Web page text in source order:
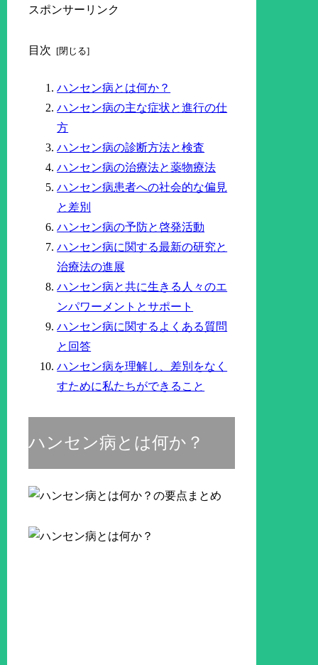
スポンサーリンク
目次
ハンセン病とは何か？
ハンセン病の主な症状と進行の仕
方
ハンセン病の診断方法と検査
ハンセン病の治療法と薬物療法
ハンセン病患者への社会的な偏見
と差別
ハンセン病の予防と啓発活動
ハンセン病に関する最新の研究と
治療法の進展
ハンセン病と共に生きる人々のエ
ンパワーメントとサポート
ハンセン病に関するよくある質問
と回答
ハンセン病を理解し、差別をなく
すために私たちができること
ハンセン病とは何か？